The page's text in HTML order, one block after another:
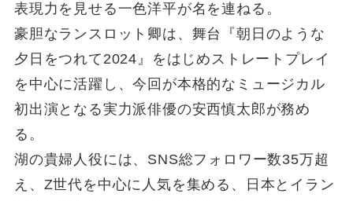
表現力を見せる一色洋平が名を連ねる。
豪胆なランスロット卿は、舞台『朝日のような
夕日をつれて2024』をはじめストレートプレイ
を中心に活躍し、今回が本格的なミュージカル
初出演となる実力派俳優の安西慎太郎が務め
る。
湖の貴婦人役には、SNS総フォロワー数35万超
え、Z世代を中心に人気を集める、日本とイラン